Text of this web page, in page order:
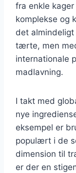
fra enkle
komplekse og
det
tærte, men
internationale
madlavning.
I takt med
nye
eksempel er
populært i de
dimension til
er der en